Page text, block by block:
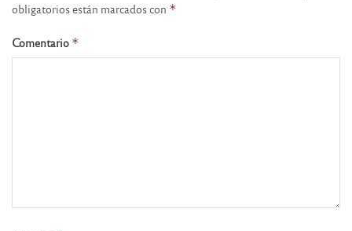
obligatorios están marcados con *
Comentario *